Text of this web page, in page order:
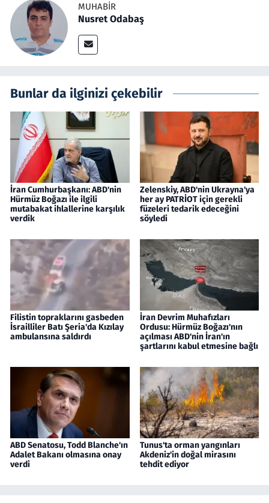
MUHABIR
Nusret Odabaş
Bunlar da ilginizi çekebilir
İran Cumhurbaşkanı: ABD'nin
Hürmüz Boğazı ile ilgili
mutabakat ihlallerine karşılık
verdik
Zelenskiy, ABD'nin Ukrayna'ya
her ay PATRİOT için gerekli
füzeleri tedarik edeceğini
söyledi
Filistin topraklarını gasbeden
İsrailliler Batı Şeria'da Kızılay
ambulansına saldırdı
İran Devrim Muhafızları
Ordusu: Hürmüz Boğazı'nın
açılması ABD'nin İran'ın
şartlarını kabul etmesine bağlı
ABD Senatosu, Todd Blanche'ın
Adalet Bakanı olmasına onay
verdi
Tunus'ta orman yangınları
Akdeniz'in doğal mirasını
tehdit ediyor